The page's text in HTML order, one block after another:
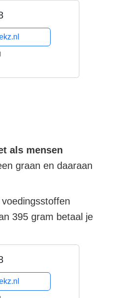
als mensen
graan en daaraan
395 gram betaal je